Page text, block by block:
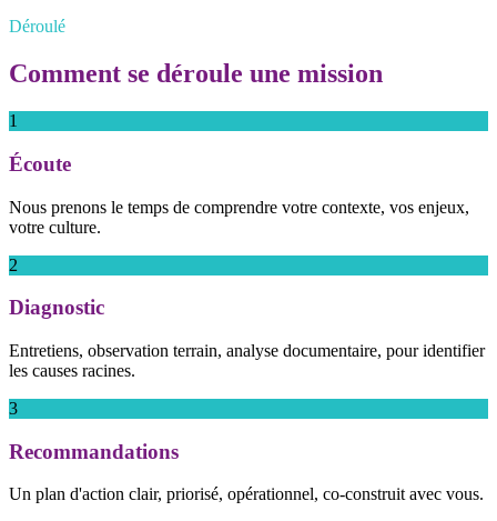
Déroulé
Comment se déroule une mission
1
Écoute
Nous prenons le temps de comprendre votre contexte, vos enjeux,
votre culture.
2
Diagnostic
Entretiens, observation terrain, analyse documentaire, pour identifier
les causes racines.
3
Recommandations
Un plan d'action clair, priorisé, opérationnel, co-construit avec vous.